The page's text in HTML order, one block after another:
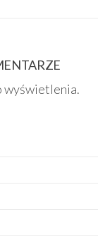
wyświetlenia.